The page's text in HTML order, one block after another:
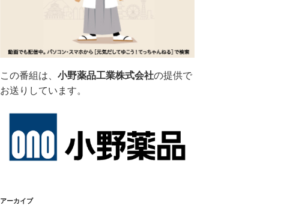
この番組は、小野薬品工業株式会社の提供で
お送りしています。
アーカイブ